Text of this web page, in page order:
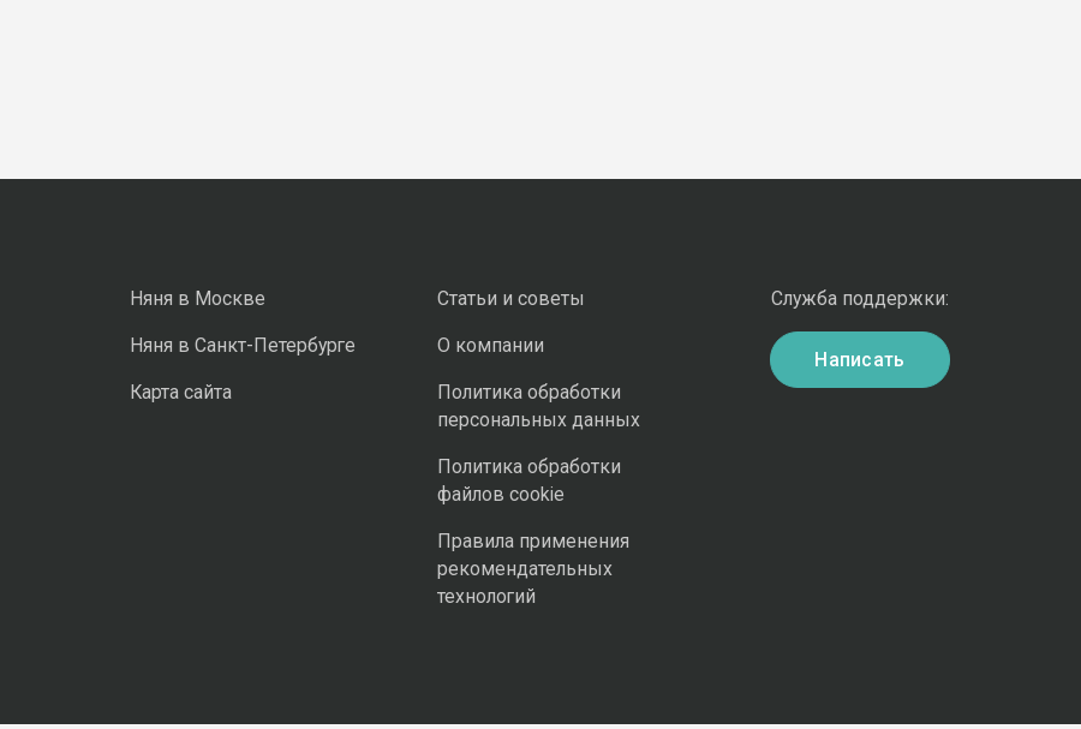
Няня в Москве
Няня в Санкт-Петербурге
Карта сайта
Статьи и советы
О компании
Политика обработки
персональных данных
Политика обработки
файлов cookie
Правила применения
рекомендательных
технологий
Служба поддержки:
Написать